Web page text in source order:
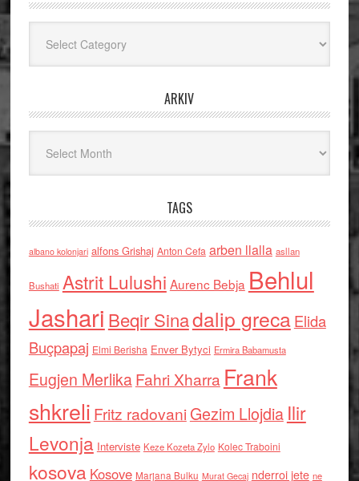
ARKIV
TAGS
albano kolonjari alfons Grishaj Anton Cefa arben llalla asllan
Bushati Astrit Lulushi Aurenc Bebja Behlul
Jashari Beqir Sinadalip grecaElida
Buçpapaj Elmi Berisha Enver Bytyci Ermira Babamusta
Eugjen MerlikaFahri Xharra Frank
shkreli Fritz radovaniGezim Llojdia Ilir
Levonja Interviste Keze Kozeta Zylo Kolec Traboini
kosova Kosove Marjana Bulku Murat Gecaj nderroi jete ne